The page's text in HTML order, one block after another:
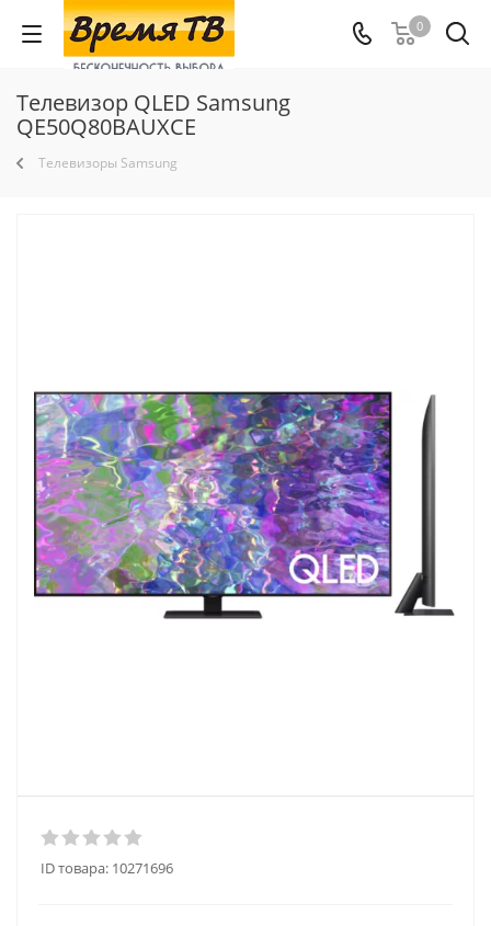
0
Телевизор QLED Samsung
QE50Q80BAUXCE
Телевизоры Samsung
ID товара: 10271696